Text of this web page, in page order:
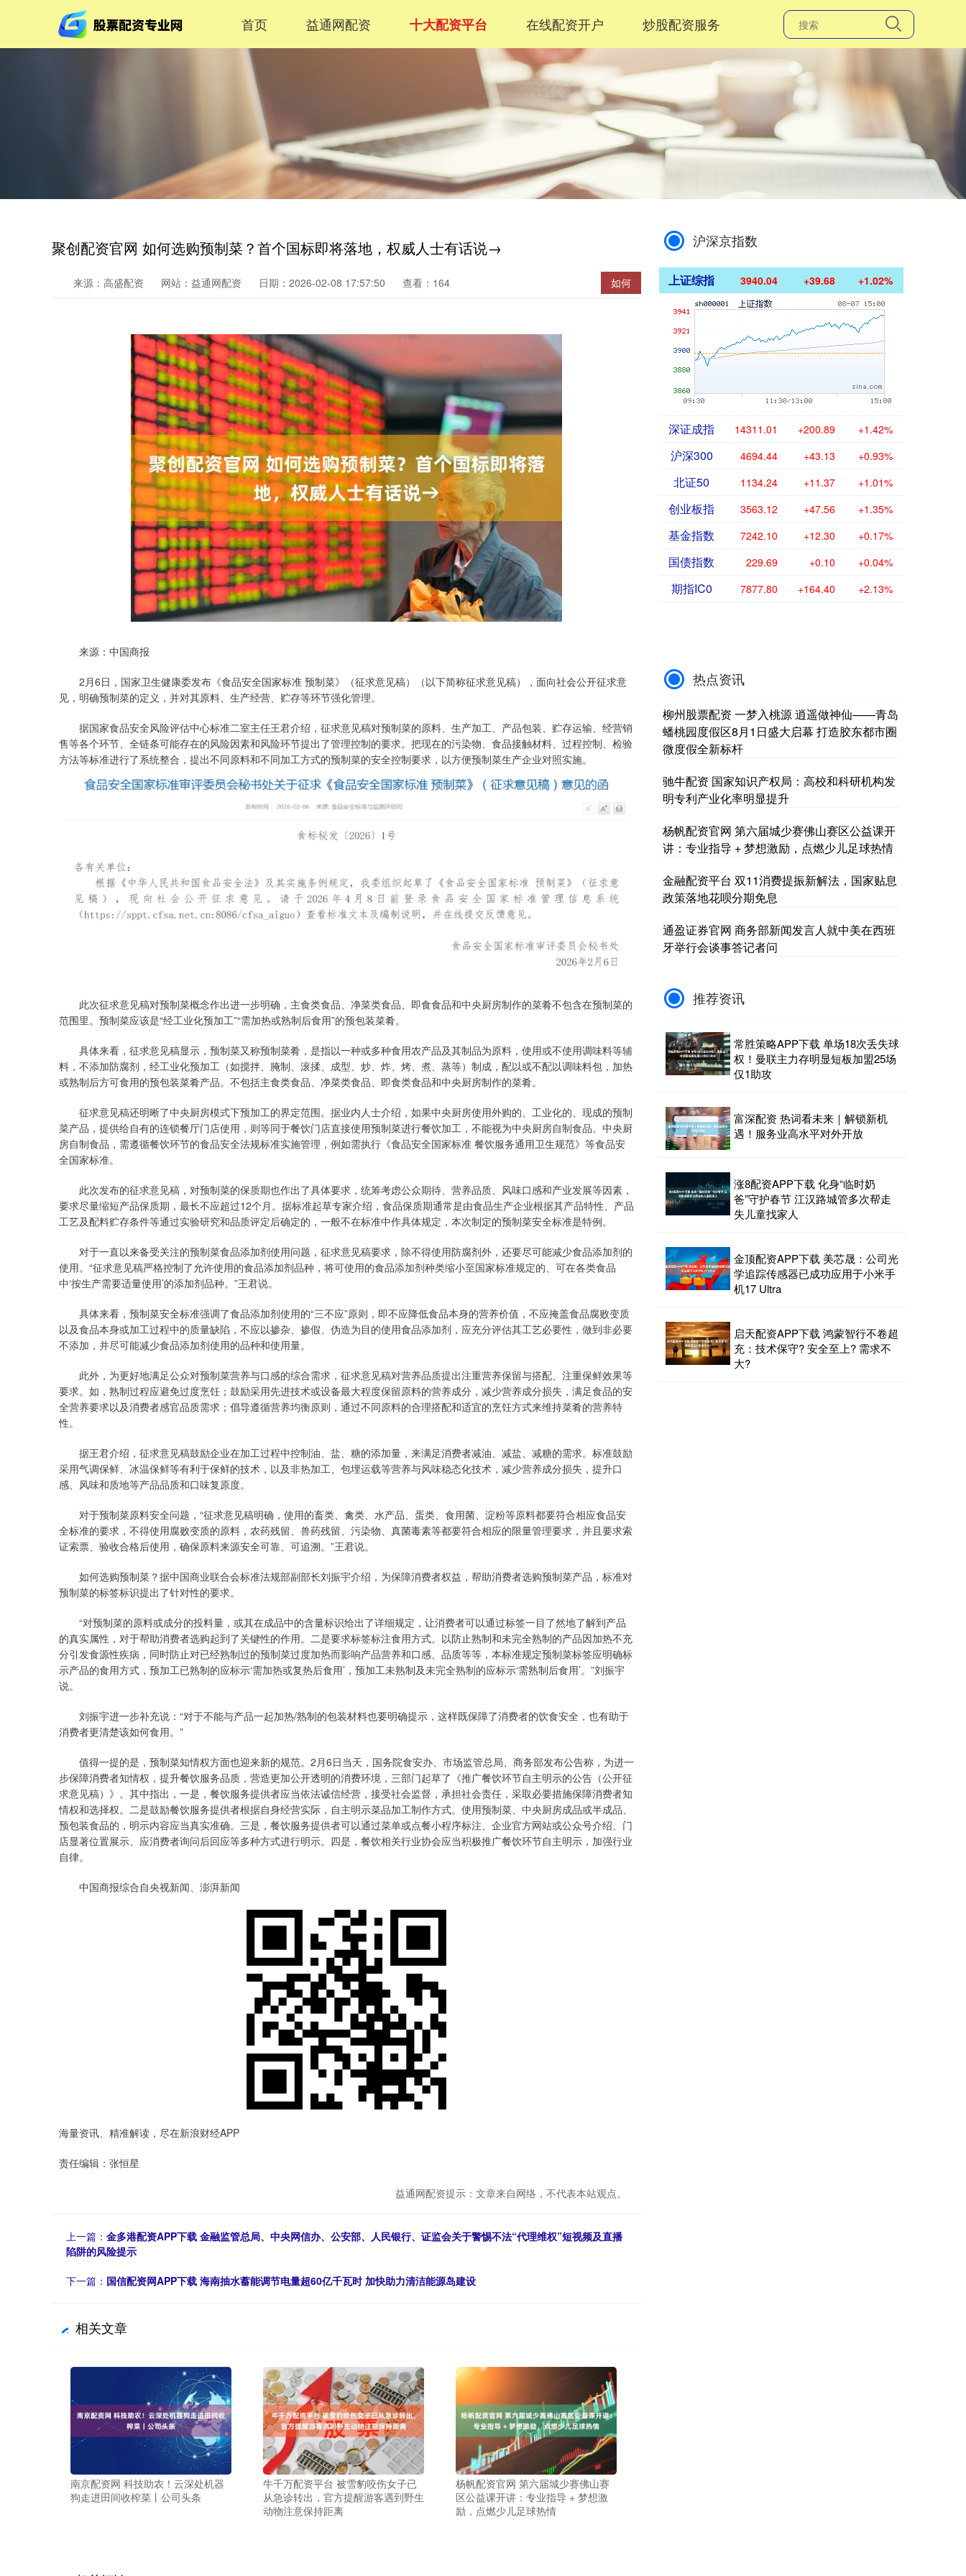
首页 益通网配资 十大配资平台 在线配资开户 炒股配资服务
聚创配资官网 如何选购预制菜？首个国标即将落地，权威人士有话说→
如何
来源：高盛配资 网站：益通网配资 日期：2026-02-08 17:57:50 查看：164
来源：中国商报
2月6日，国家卫生健康委发布《食品安全国家标准 预制菜》（征求意见稿）（以下简称征求意见稿），面向社会公开征求意
见，明确预制菜的定义，并对其原料、生产经营、贮存等环节强化管理。
据国家食品安全风险评估中心标准二室主任王君介绍，征求意见稿对预制菜的原料、生产加工、产品包装、贮存运输、经营销
售等各个环节、全链条可能存在的风险因素和风险环节提出了管理控制的要求。把现在的污染物、食品接触材料、过程控制、检验
方法等标准进行了系统整合，提出不同原料和不同加工方式的预制菜的安全控制要求，以方便预制菜生产企业对照实施。
此次征求意见稿对预制菜概念作出进一步明确，主食类食品、净菜类食品、即食食品和中央厨房制作的菜肴不包含在预制菜的
范围里。预制菜应该是“经工业化预加工”“需加热或熟制后食用”的预包装菜肴。
具体来看，征求意见稿显示，预制菜又称预制菜肴，是指以一种或多种食用农产品及其制品为原料，使用或不使用调味料等辅
料，不添加防腐剂，经工业化预加工（如搅拌、腌制、滚揉、成型、炒、炸、烤、煮、蒸等）制成，配以或不配以调味料包，加热
或熟制后方可食用的预包装菜肴产品。不包括主食类食品、净菜类食品、即食类食品和中央厨房制作的菜肴。
征求意见稿还明晰了中央厨房模式下预加工的界定范围。据业内人士介绍，如果中央厨房使用外购的、工业化的、现成的预制
菜产品，提供给自有的连锁餐厅门店使用，则等同于餐饮门店直接使用预制菜进行餐饮加工，不能视为中央厨房自制食品。中央厨
房自制食品，需遵循餐饮环节的食品安全法规标准实施管理，例如需执行《食品安全国家标准 餐饮服务通用卫生规范》等食品安
全国家标准。
此次发布的征求意见稿，对预制菜的保质期也作出了具体要求，统筹考虑公众期待、营养品质、风味口感和产业发展等因素，
要求尽量缩短产品保质期，最长不应超过12个月。据标准起草专家介绍，食品保质期通常是由食品生产企业根据其产品特性、产品
工艺及配料贮存条件等通过实验研究和品质评定后确定的，一般不在标准中作具体规定，本次制定的预制菜安全标准是特例。
对于一直以来备受关注的预制菜食品添加剂使用问题，征求意见稿要求，除不得使用防腐剂外，还要尽可能减少食品添加剂的
使用。“征求意见稿严格控制了允许使用的食品添加剂品种，将可使用的食品添加剂种类缩小至国家标准规定的、可在各类食品
中‘按生产需要适量使用’的添加剂品种。”王君说。
具体来看，预制菜安全标准强调了食品添加剂使用的“三不应”原则，即不应降低食品本身的营养价值，不应掩盖食品腐败变质
以及食品本身或加工过程中的质量缺陷，不应以掺杂、掺假、伪造为目的使用食品添加剂，应充分评估其工艺必要性，做到非必要
不添加，并尽可能减少食品添加剂使用的品种和使用量。
此外，为更好地满足公众对预制菜营养与口感的综合需求，征求意见稿对营养品质提出注重营养保留与搭配、注重保鲜效果等
要求。如，熟制过程应避免过度烹饪；鼓励采用先进技术或设备最大程度保留原料的营养成分，减少营养成分损失，满足食品的安
全营养要求以及消费者感官品质需求；倡导遵循营养均衡原则，通过不同原料的合理搭配和适宜的烹饪方式来维持菜肴的营养特
性。
据王君介绍，征求意见稿鼓励企业在加工过程中控制油、盐、糖的添加量，来满足消费者减油、减盐、减糖的需求。标准鼓励
采用气调保鲜、冰温保鲜等有利于保鲜的技术，以及非热加工、包埋运载等营养与风味稳态化技术，减少营养成分损失，提升口
感、风味和质地等产品品质和口味复原度。
对于预制菜原料安全问题，“征求意见稿明确，使用的畜类、禽类、水产品、蛋类、食用菌、淀粉等原料都要符合相应食品安
全标准的要求，不得使用腐败变质的原料，农药残留、兽药残留、污染物、真菌毒素等都要符合相应的限量管理要求，并且要求索
证索票、验收合格后使用，确保原料来源安全可靠、可追溯。”王君说。
如何选购预制菜？据中国商业联合会标准法规部副部长刘振宇介绍，为保障消费者权益，帮助消费者选购预制菜产品，标准对
预制菜的标签标识提出了针对性的要求。
“对预制菜的原料或成分的投料量，或其在成品中的含量标识给出了详细规定，让消费者可以通过标签一目了然地了解到产品
的真实属性，对于帮助消费者选购起到了关键性的作用。二是要求标签标注食用方式。以防止熟制和未完全熟制的产品因加热不充
分引发食源性疾病，同时防止对已经熟制过的预制菜过度加热而影响产品营养和口感、品质等等，本标准规定预制菜标签应明确标
示产品的食用方式，预加工已熟制的应标示‘需加热或复热后食用’，预加工未熟制及未完全熟制的应标示‘需熟制后食用’。”刘振宇
说。
刘振宇进一步补充说：“对于不能与产品一起加热/熟制的包装材料也要明确提示，这样既保障了消费者的饮食安全，也有助于
消费者更清楚该如何食用。”
值得一提的是，预制菜知情权方面也迎来新的规范。2月6日当天，国务院食安办、市场监管总局、商务部发布公告称，为进一
步保障消费者知情权，提升餐饮服务品质，营造更加公开透明的消费环境，三部门起草了《推广餐饮环节自主明示的公告（公开征
求意见稿）》。其中指出，一是，餐饮服务提供者应当依法诚信经营，接受社会监督，承担社会责任，采取必要措施保障消费者知
情权和选择权。二是鼓励餐饮服务提供者根据自身经营实际，自主明示菜品加工制作方式。使用预制菜、中央厨房成品或半成品、
预包装食品的，明示内容应当真实准确。三是，餐饮服务提供者可以通过菜单或点餐小程序标注、企业官方网站或公众号介绍、门
店显著位置展示、应消费者询问后回应等多种方式进行明示。四是，餐饮相关行业协会应当积极推广餐饮环节自主明示，加强行业
自律。
中国商报综合自央视新闻、澎湃新闻
海量资讯、精准解读，尽在新浪财经APP
责任编辑：张恒星
益通网配资提示：文章来自网络，不代表本站观点。
上一篇： 金多港配资APP下载 金融监管总局、中央网信办、公安部、人民银行、证监会关于警惕不法“代理维权”短视频及直播
陷阱的风险提示
下一篇： 国信配资网APP下载 海南抽水蓄能调节电量超60亿千瓦时 加快助力清洁能源岛建设
相关文章
南京配资网 科技助农！云深处机器
狗走进田间收榨菜丨公司头条
牛千万配资平台 被雪豹咬伤女子已
从急诊转出，官方提醒游客遇到野生
动物注意保持距离
杨帆配资官网 第六届城少赛佛山赛
区公益课开讲：专业指导 + 梦想激
励，点燃少儿足球热情
沪深京指数
上证综指 3940.04 +39.68 +1.02%
深证成指 14311.01 +200.89 +1.42%
沪深300 4694.44 +43.13 +0.93%
北证50 1134.24 +11.37 +1.01%
创业板指 3563.12 +47.56 +1.35%
基金指数 7242.10 +12.30 +0.17%
国债指数 229.69 +0.10 +0.04%
期指IC0 7877.80 +164.40 +2.13%
热点资讯
柳州股票配资 一梦入桃源 逍遥做神仙——青岛
蟠桃园度假区8月1日盛大启幕 打造胶东都市圈
微度假全新标杆
驰牛配资 国家知识产权局：高校和科研机构发
明专利产业化率明显提升
杨帆配资官网 第六届城少赛佛山赛区公益课开
讲：专业指导 + 梦想激励，点燃少儿足球热情
金融配资平台 双11消费提振新解法，国家贴息
政策落地花呗分期免息
通盈证券官网 商务部新闻发言人就中美在西班
牙举行会谈事答记者问
推荐资讯
常胜策略APP下载 单场18次丢失球
权！曼联主力存明显短板加盟25场
仅1助攻
富深配资 热词看未来｜解锁新机
遇！服务业高水平对外开放
涨8配资APP下载 化身“临时奶
爸”守护春节 江汉路城管多次帮走
失儿童找家人
金顶配资APP下载 美芯晟：公司光
学追踪传感器已成功应用于小米手
机17 Ultra
启天配资APP下载 鸿蒙智行不卷超
充：技术保守? 安全至上? 需求不
大?